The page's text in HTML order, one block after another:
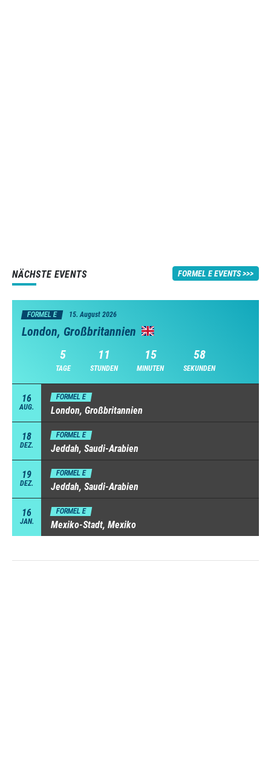
NÄCHSTE EVENTS FORMEL E EVENTS
FORMEL E 15. August 2026
London, Großbritannien
5
TAGE
11
STUNDEN
15
MINUTEN
57
SEKUNDEN
16
AUG.
FORMEL E
London, Großbritannien
18
DEZ.
FORMEL E
Jeddah, Saudi-Arabien
19
DEZ.
FORMEL E
Jeddah, Saudi-Arabien
16
JAN.
FORMEL E
Mexiko-Stadt, Mexiko